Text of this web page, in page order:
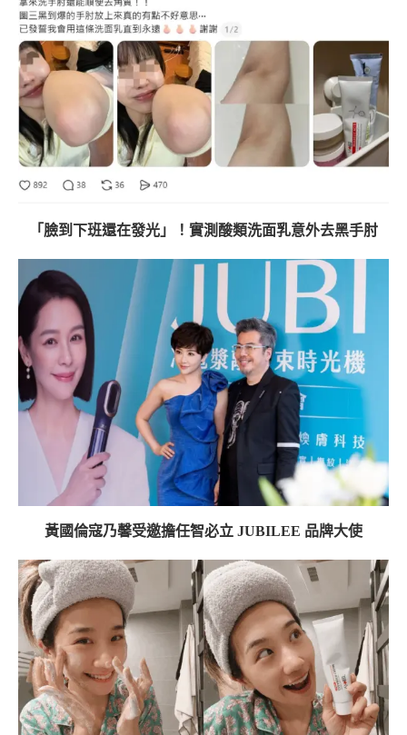
「臉到下班還在發光」！實測酸類洗面乳意外去黑手肘
黃國倫寇乃馨受邀擔任智必立 JUBILEE 品牌大使